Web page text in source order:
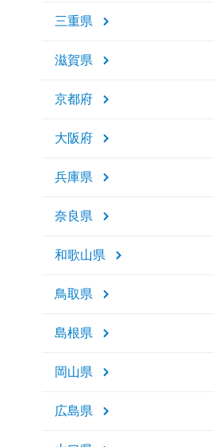
三重県
滋賀県
京都府
大阪府
兵庫県
奈良県
和歌山県
鳥取県
島根県
岡山県
広島県